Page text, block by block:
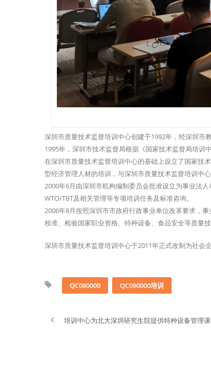
深圳市质量技术监督培训中心创建于1992年，经深圳市
1995年，深圳市技术监督局根据《国家技术监督局培训
在深圳市质量技术监督培训中心的基础上设立了国家技
型经济管理人材的培训，与深圳市质量技术监督培训中
2000年6月由深圳市机构编制委员会批准设立为事业法
WTO/TBT及相关管理等专项培训任务及标准咨询。
2006年8月按照深圳市市政府行政事业单位改革要求，
校准、检验国家职业资格、特种设备、食品安全等质量
深圳市质量技术监督培训中心于2011年正式改制为社会企
QC080000 QC080000培训
培训中心为北大深圳研究生院提供特种设备管理